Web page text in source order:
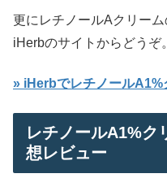
更にレチノールAクリーム
iHerbのサイトからどうぞ。
» iHerbでレチノールA1%
レチノールA1%ク
想レビュー